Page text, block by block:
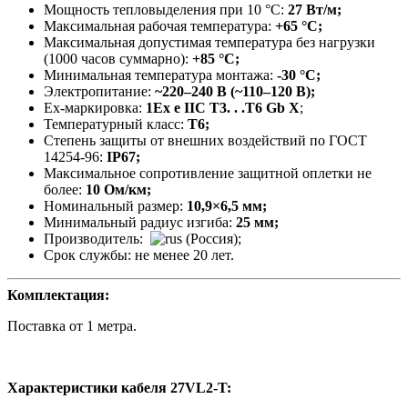
Мощность тепловыделения при 10 °C: 27 Вт/м;
Максимальная рабочая температура: +65 °C;
Максимальная допустимая температура без нагрузки
(1000 часов суммарно): +85 °C;
Минимальная температура монтажа: -30 °С;
Электропитание: ~220–240 В (~110–120 В);
Ех-маркировка: 1Ех е IIС Т3. . .Т6 Gb X;
Температурный класс: Т6;
Степень защиты от внешних воздействий по ГОСТ
14254-96: IP67;
Максимальное сопротивление защитной оплетки не
более: 10 Oм/км;
Номинальный размер: 10,9×6,5 мм;
Минимальный радиус изгиба: 25 мм;
Производитель:
(Россия);
Срок службы: не менее 20 лет.
Комплектация:
Поставка от 1 метра.
Характеристики кабеля 27VL2-T: